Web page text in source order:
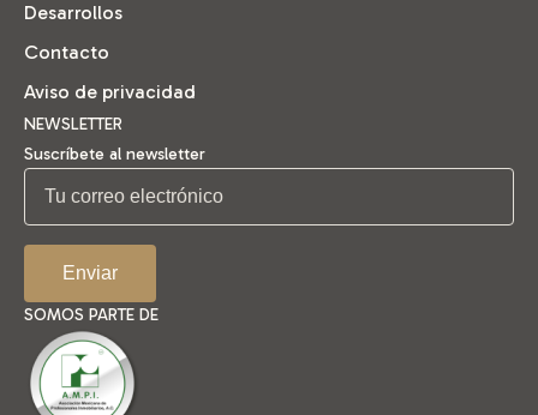
Desarrollos
Contacto
Aviso de privacidad
NEWSLETTER
Suscríbete al newsletter
SOMOS PARTE DE